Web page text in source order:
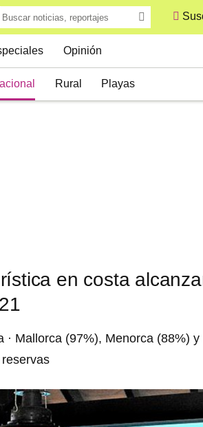
Rural Playas
Opinión
en costa
Mallorca (97%), Menorca (88%)